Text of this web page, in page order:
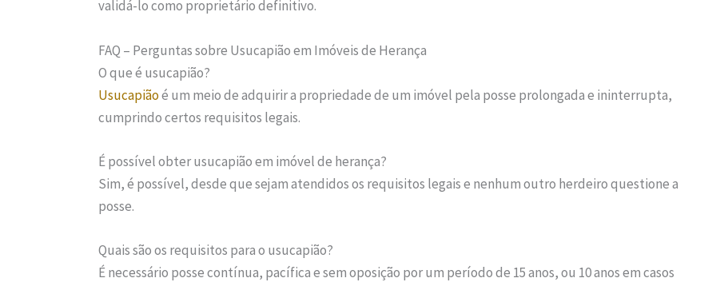
validá-lo como proprietário definitivo.
FAQ – Perguntas sobre Usucapião em Imóveis de Herança
O que é usucapião?
Usucapiãoé um meio de adquirir a propriedade de um imóvel pela posse prolongada e ininterrupta,
cumprindo certos requisitos legais.
É possível obter usucapião em imóvel de herança?
Sim, é possível, desde que sejam atendidos os requisitos legais e nenhum outro herdeiro questione a
posse.
Quais são os requisitos para o usucapião?
É necessário posse contínua, pacífica e sem oposição por um período de 15 anos, ou 10 anos em casos